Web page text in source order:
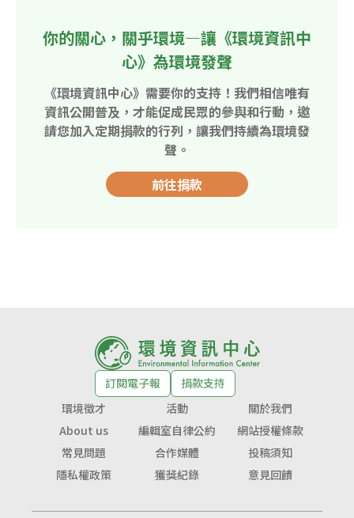
你的關心，關乎環境—讓《環境資訊中
心》為環境發聲
《環境資訊中心》需要你的支持！我們相信唯有
資訊公開普及，才能促成民眾的參與和行動，邀
請您加入定期捐款的行列，讓我們持續為環境發
聲。
前往捐款
訂閱電子報
捐款支持
環境徵才
活動
關於我們
About us
編輯室自律公約
網站授權條款
常見問題
合作媒體
投稿須知
隱私權政策
獲獎紀錄 意見回饋